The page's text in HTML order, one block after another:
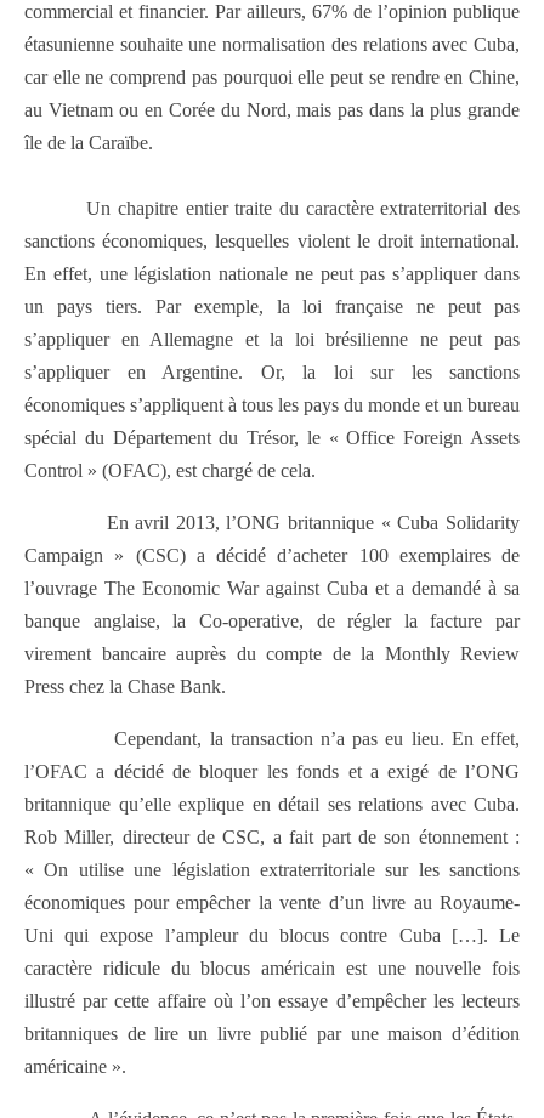
commercial et financier. Par ailleurs, 67% de l’opinion publique
étasunienne souhaite une normalisation des relations avec Cuba,
car elle ne comprend pas pourquoi elle peut se rendre en Chine,
au Vietnam ou en Corée du Nord, mais pas dans la plus grande
île de la Caraïbe.
Un chapitre entier traite du caractère extraterritorial des
sanctions économiques, lesquelles violent le droit international.
En effet, une législation nationale ne peut pas s’appliquer dans
un pays tiers. Par exemple, la loi française ne peut pas
s’appliquer en Allemagne et la loi brésilienne ne peut pas
s’appliquer en Argentine. Or, la loi sur les sanctions
économiques s’appliquent à tous les pays du monde et un bureau
spécial du Département du Trésor, le « Office Foreign Assets
Control » (OFAC), est chargé de cela.
En avril 2013, l’ONG britannique « Cuba Solidarity
Campaign » (CSC) a décidé d’acheter 100 exemplaires de
l’ouvrage The Economic War against Cuba et a demandé à sa
banque anglaise, la Co-operative, de régler la facture par
virement bancaire auprès du compte de la Monthly Review
Press chez la Chase Bank.
Cependant, la transaction n’a pas eu lieu. En effet,
l’OFAC a décidé de bloquer les fonds et a exigé de l’ONG
britannique qu’elle explique en détail ses relations avec Cuba.
Rob Miller, directeur de CSC, a fait part de son étonnement :
« On utilise une législation extraterritoriale sur les sanctions
économiques pour empêcher la vente d’un livre au Royaume-
Uni qui expose l’ampleur du blocus contre Cuba […]. Le
caractère ridicule du blocus américain est une nouvelle fois
illustré par cette affaire où l’on essaye d’empêcher les lecteurs
britanniques de lire un livre publié par une maison d’édition
américaine ».